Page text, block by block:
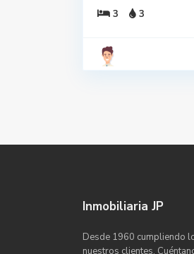
3
3
Inmobiliaria JP
Desde 1960 cumpliendo
nuestros clientes.